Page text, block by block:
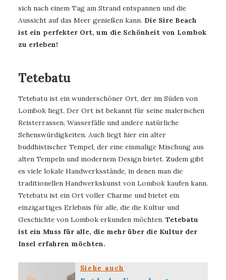
sich nach einem Tag am Strand entspannen und die
Aussicht auf das Meer genießen kann. Die Sire Beach
ist ein perfekter Ort, um die Schönheit von Lombok
zu erleben!
Tetebatu
Tetebatu ist ein wunderschöner Ort, der im Süden von
Lombok liegt. Der Ort ist bekannt für seine malerischen
Reisterrassen, Wasserfälle und andere natürliche
Sehenswürdigkeiten. Auch liegt hier ein alter
buddhistischer Tempel, der eine einmalige Mischung aus
alten Tempeln und modernem Design bietet. Zudem gibt
es viele lokale Handwerksstände, in denen man die
traditionellen Handwerkskunst von Lombok kaufen kann.
Tetebatu ist ein Ort voller Charme und bietet ein
einzigartiges Erlebnis für alle, die die Kultur und
Geschichte von Lombok erkunden möchten. Tetebatu
ist ein Muss für alle, die mehr über die Kultur der
Insel erfahren möchten.
Siehe auch